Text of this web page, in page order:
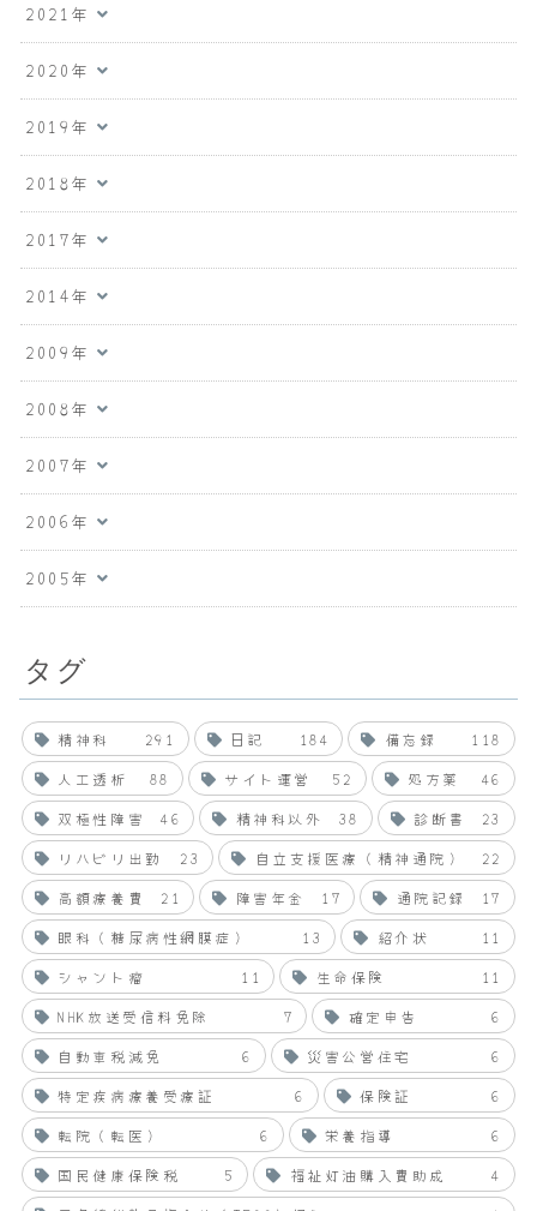
2021年
2020年
2019年
2018年
2017年
2014年
2009年
2008年
2007年
2006年
2005年
タグ
精神科 291 日記 184 備忘録
118
人工透析
88 サイト運営 52 処方薬
46
双極性障害
46 精神科以外 38 診断書
23
リハビリ出勤
23 自立支援医療（精神通院）
22
高額療養費
21 障害年金 17 通院記録
17
眼科（糖尿病性網膜症）
13 紹介状
11
シャント瘤
11 生命保険
11
NHK放送受信料免除
7 確定申告
6
自動車税減免
6 災害公営住宅
6
特定疾病療養受療証
6 保険証
6
転院（転医）
6 栄養指導
6
国民健康保険税
5 福祉灯油購入費助成
4